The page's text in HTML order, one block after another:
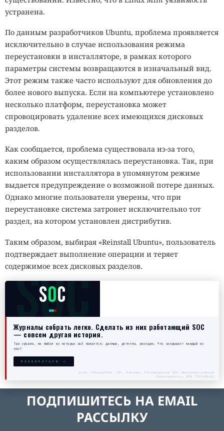
устранена.
По данным разработчиков Ubuntu, проблема проявляется
исключительно в случае использования режима
переустановки в инсталляторе, в рамках которого
параметры системы возвращаются в изначальный вид.
Этот режим также часто используют для обновления до
более нового выпуска. Если на компьютере установлено
несколько платформ, переустановка может
спровоцировать удаление всех имеющихся дисковых
разделов.
Как сообщается, проблема существовала из-за того,
каким образом осуществлялась переустановка. Так, при
использовании инсталлятора в упомянутом режиме
выдается предупреждение о возможной потере данных.
Однако многие пользователи уверены, что при
переустановке система затронет исключительно тот
раздел, на котором установлен дистрибутив.
Таким образом, выбирая «Reinstall Ubuntu», пользователь
подтверждает выполнение операции и теряет
содержимое всех дисковых разделов.
SOC
SOC
Журналы собрать легко. Сделать из них работающий SOC
— совсем другая история.
Три уровня, на любом из которых всё ломается: данные, детекты, реакция. Что закрывает каждый из
них?
РАЗОБРАТЬСЯ →
erid: 2SDnjecN7Gw. 18+. Реклама. Рекламодатель ООО «Интеллектуальная
безопасность», ИНН 7719435412
ПОДПИШИТЕСЬ НА EMAIL
РАССЫЛКУ